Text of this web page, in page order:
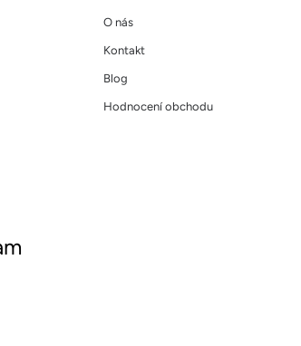
O nás
Kontakt
Blog
Hodnocení obchodu
nás